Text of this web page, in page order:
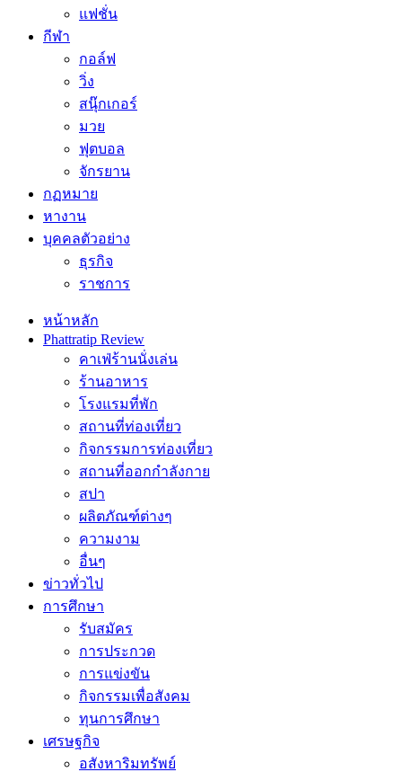
แฟชั่น
กีฬา
กอล์ฟ
วิ่ง
สนุ๊กเกอร์
มวย
ฟุตบอล
จักรยาน
กฏหมาย
หางาน
บุคคลตัวอย่าง
ธุรกิจ
ราชการ
หน้าหลัก
Phattratip Review
คาเฟ่ร้านนั่งเล่น
ร้านอาหาร
โรงแรมที่พัก
สถานที่ท่องเที่ยว
กิจกรรมการท่องเที่ยว
สถานที่ออกกำลังกาย
สปา
ผลิตภัณฑ์ต่างๆ
ความงาม
อื่นๆ
ข่าวทั่วไป
การศึกษา
รับสมัคร
การประกวด
การแข่งขัน
กิจกรรมเพื่อสังคม
ทุนการศึกษา
เศรษฐกิจ
อสังหาริมทรัพย์